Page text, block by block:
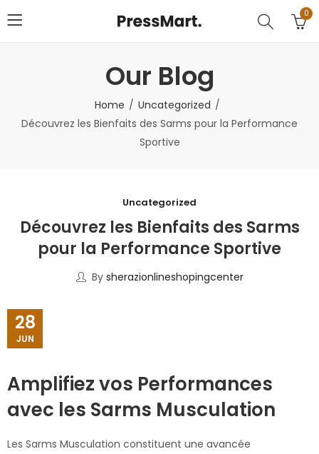
0
Our Blog
Home
Uncategorized
Découvrez les Bienfaits des Sarms pour la Performance
Sportive
Uncategorized
Découvrez les Bienfaits des Sarms
pour la Performance Sportive
By sherazionlineshopingcenter
28
JUN
Amplifiez vos Performances
avec les Sarms Musculation
Les Sarms Musculation constituent une avancée